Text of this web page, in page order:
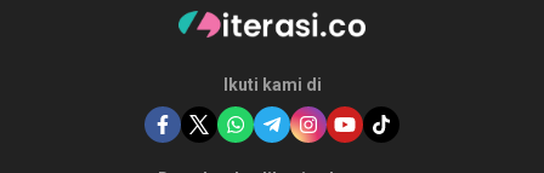
Ikuti kami di